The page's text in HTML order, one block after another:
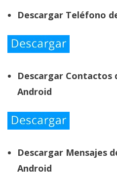
Descargar Teléfono
Descargar Contactos
Android
Descargar Mensajes
Android